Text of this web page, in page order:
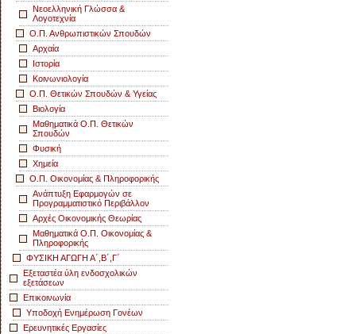
Νεοελληνική Γλώσσα &
Λογοτεχνία
Ο.Π. Ανθρωπιστικών Σπουδών
Αρχαία
Ιστορία
Κοινωνιολογία
Ο.Π. Θετικών Σπουδών & Υγείας
Βιολογία
Μαθηματικά Ο.Π. Θετικών
Σπουδών
Φυσική
Χημεία
Ο.Π. Οικονομίας & Πληροφορικής
Ανάπτυξη Εφαρμογών σε
Προγραμματιστικό Περιβάλλον
Αρχές Οικονομικής Θεωρίας
Μαθηματικά Ο.Π. Οικονομίας &
Πληροφορικής
ΦΥΣΙΚΗ ΑΓΩΓΗ Α΄,Β΄,Γ΄
Εξεταστέα ύλη ενδοσχολικών
εξετάσεων
Επικοινωνία
Υποδοχή Ενημέρωση Γονέων
Ερευνητικές Εργασίες